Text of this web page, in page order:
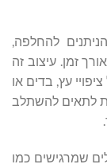
להחלפה,
זמן. עיצוב זה
עץ, בדים או
לתאים להשתלב
שמרגישים כמו